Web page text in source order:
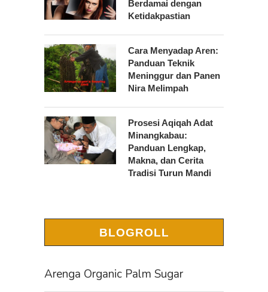
Berdamai dengan
Ketidakpastian
Cara Menyadap Aren:
Panduan Teknik
Meninggur dan Panen
Nira Melimpah
Prosesi Aqiqah Adat
Minangkabau:
Panduan Lengkap,
Makna, dan Cerita
Tradisi Turun Mandi
BLOGROLL
Arenga Organic Palm Sugar